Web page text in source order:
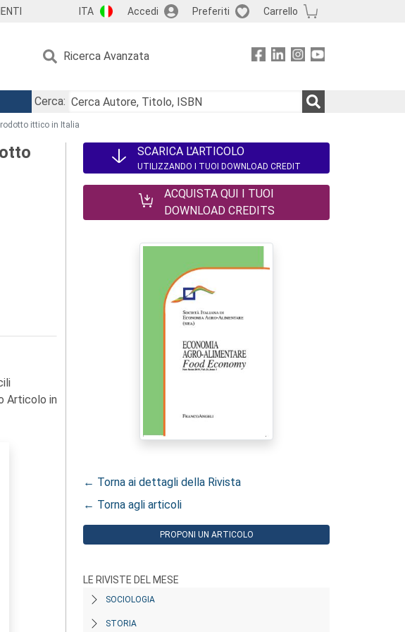
ITA Accedi Preferiti Carrello
Ricerca Avanzata
Cerca:
ittico in Italia
Articolo in
SCARICA L'ARTICOLO
UTILIZZANDO I TUOI DOWNLOAD CREDIT
ACQUISTA QUI I TUOI
DOWNLOAD CREDITS
← Torna ai dettagli della Rivista
← Torna agli articoli
PROPONI UN ARTICOLO
LE RIVISTE DEL MESE
SOCIOLOGIA
STORIA